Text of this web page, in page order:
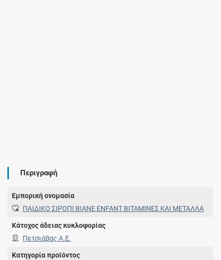
Περιγραφή
Εμπορική ονομασία
ΠΑΙΔΙΚΟ ΣΙΡΟΠΙ ΒΙΑΝΕ ENFANT ΒΙΤΑΜΙΝΕΣ ΚΑΙ ΜΕΤΑΛΛΑ
Κάτοχος άδειας κυκλοφορίας
Πετσιάβας Α.Ε.
Κατηγορία προϊόντος